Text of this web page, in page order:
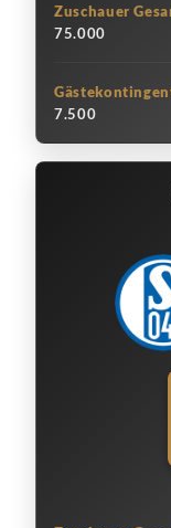
Zuschauer
75.000
7.500